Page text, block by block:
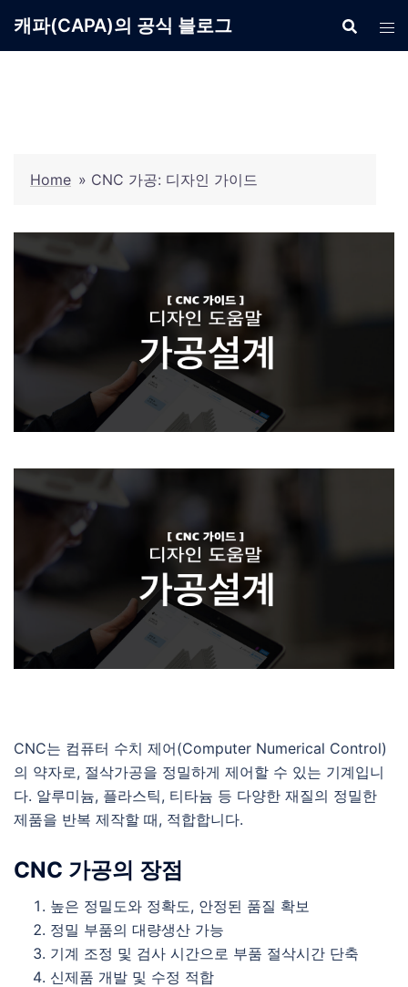
캐파(CAPA)의 공식 블로그
Home » CNC 가공: 디자인 가이드
CNC는 컴퓨터 수치 제어(Computer Numerical Control)
의 약자로, 절삭가공을 정밀하게 제어할 수 있는 기계입니
다.​ 알루미늄, 플라스틱, 티타늄 등 다양한 재질의 정밀한
제품을 반복 제작할 때, 적합합니다.​
​CNC 가공의 장점
높은 정밀도와 정확도, 안정된 품질 확보​
정밀 부품의 대량생산 가능 ​
기계 조정 및 검사 시간으로 부품 절삭시간 단축​
신제품 개발 및 수정 적합​